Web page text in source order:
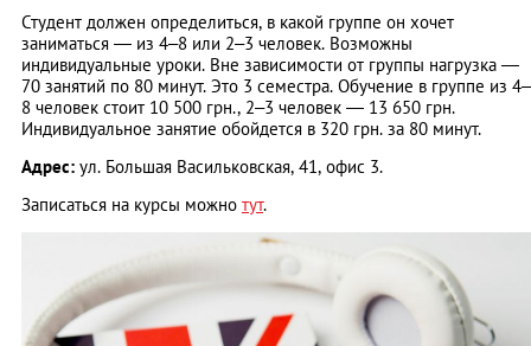
Студент должен определиться, в какой группе он хочет
заниматься — из 4–8 или 2–3 человек. Возможны
индивидуальные уроки. Вне зависимости от группы нагрузка —
70 занятий по 80 минут. Это 3 семестра. Обучение в группе из 4–
8 человек стоит 10 500 грн., 2–3 человек — 13 650 грн.
Индивидуальное занятие обойдется в 320 грн. за 80 минут.
Адрес: ул. Большая Васильковская, 41, офис 3.
Записаться на курсы можно тут.